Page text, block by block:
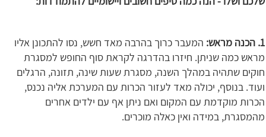
1. הכנה מראש:
המעבר כרוך בהרבה מאד חשש, נסו להתכונן אליו
מראש כמה שניתן. חיזרו בהדרגה לקראת סוף החופש למסגרת
חוקים שתהיה במהלך השנה, מסגרת שעות שינה, תזונה, הרגלים
ועוד. בנוסף, יכולה מאד לעזור הכרות עם המערכת אליה נכנס,
הכרות מוקדמת עם המקום ואם ניתן אף עם ילדים אחרים
מהמסגרת, במידה ואין כאלה מוכרים.